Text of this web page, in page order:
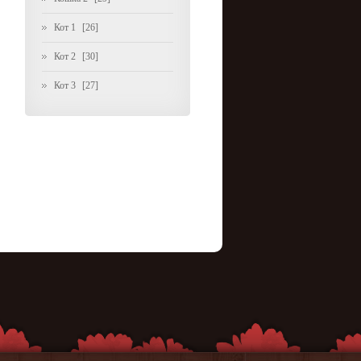
Кот 1 [26]
Кот 2 [30]
Кот 3 [27]